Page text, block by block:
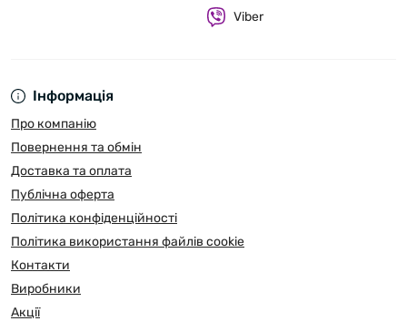
Інформація
Про компанію
Повернення та обмін
Доставка та оплата
Публічна оферта
Політика конфіденційності
Політика використання файлів cookie
Контакти
Виробники
Акції
Viber